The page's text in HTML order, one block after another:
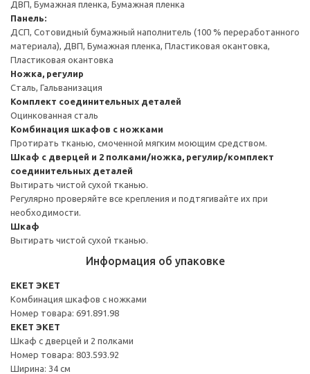
ДВП, Бумажная пленка, Бумажная пленка
Панель:
ДСП, Сотовидный бумажный наполнитель (100 % переработанного
материала), ДВП, Бумажная пленка, Пластиковая окантовка,
Пластиковая окантовка
Ножка, регулир
Сталь, Гальванизация
Комплект соединительных деталей
Оцинкованная сталь
Комбинация шкафов с ножками
Протирать тканью, смоченной мягким моющим средством.
Шкаф с дверцей и 2 полками/ножка, регулир/комплект
соединительных деталей
Вытирать чистой сухой тканью.
Регулярно проверяйте все крепления и подтягивайте их при
необходимости.
Шкаф
Вытирать чистой сухой тканью.
Информация об упаковке
EKET ЭКЕТ
Комбинация шкафов с ножками
Номер товара: 691.891.98
EKET ЭКЕТ
Шкаф с дверцей и 2 полками
Номер товара: 803.593.92
Ширина: 34 см